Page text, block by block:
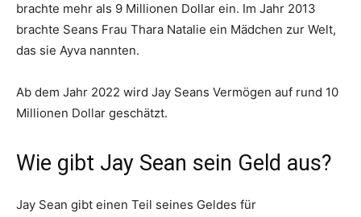
brachte mehr als 9 Millionen Dollar ein. Im Jahr 2013
brachte Seans Frau Thara Natalie ein Mädchen zur Welt,
das sie Ayva nannten.
Ab dem Jahr 2022 wird Jay Seans Vermögen auf rund 10
Millionen Dollar geschätzt.
Wie gibt Jay Sean sein Geld aus?
Jay Sean gibt einen Teil seines Geldes für